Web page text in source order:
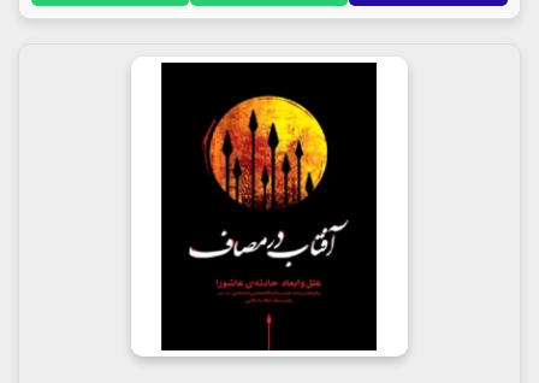
خانواده،‌یکی از فرصتهای مهم زندگی برای مرد و زن است.
شدن به تداوم فعالیت زندگی است، وسیله‌ی تسلی،
وسیله‌ی پیدا کردن یک غمخوار نزدیک است، که برای
انسان در طول زندگی بسیار لازم است.
مولف : حجت السلام محمد جواد حاج علی اکبری
ناشر : موسسه پژوهشی فرهنگی انقلاب اسلامی